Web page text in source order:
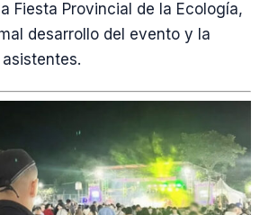
Fiesta Provincial de la Ecología,
desarrollo del evento y la